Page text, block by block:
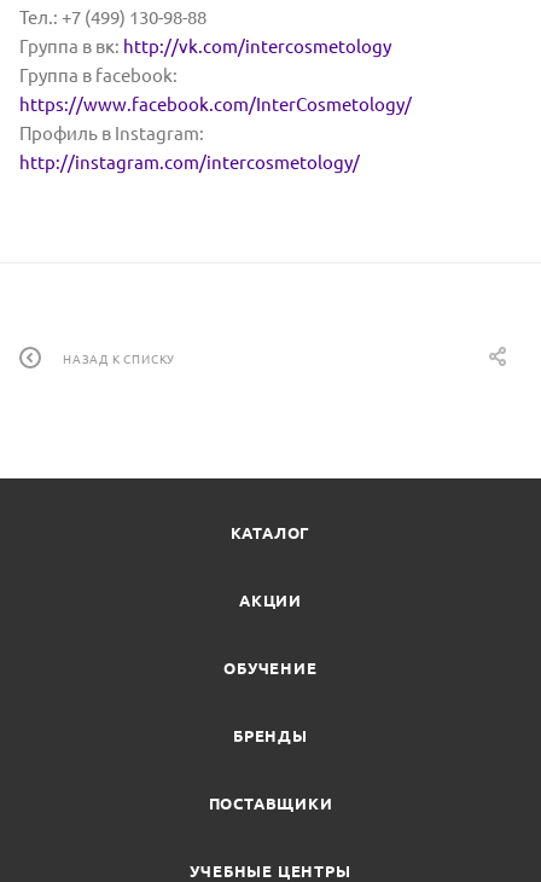
Тел.: +7 (499) 130-98-88
Группа в вк: http://vk.com/intercosmetology
Группа в facebook:
https://www.facebook.com/InterCosmetology/
Профиль в Instagram:
http://instagram.com/intercosmetology/
НАЗАД К СПИСКУ
КАТАЛОГ
АКЦИИ
ОБУЧЕНИЕ
БРЕНДЫ
ПОСТАВЩИКИ
УЧЕБНЫЕ ЦЕНТРЫ